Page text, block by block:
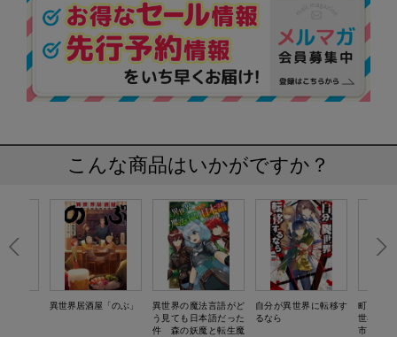
こんな商品はいかがですか？
異世界居酒屋「のぶ」
異世界の魔法言語がど
う見ても日本語だった
件 森の妖魔と転生魔
自分が異世界に転移す
るなら
町をつく
世界につ
市～